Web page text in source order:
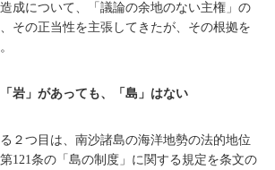
成について、「議論の余地のない主権」の
その正当性を主張してきたが、その根拠を
岩」があっても、「島」はない
２つ目は、南沙諸島の海洋地勢の法的地位
第121条の「島の制度」に関する規定を条文の